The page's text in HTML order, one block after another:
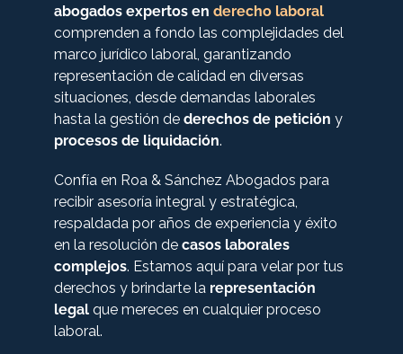
abogados expertos en derecho laboral
comprenden a fondo las complejidades del
marco jurídico laboral, garantizando
representación de calidad en diversas
situaciones, desde demandas laborales
hasta la gestión de derechos de petición y
procesos de liquidación.
Confía en Roa & Sánchez Abogados para
recibir asesoría integral y estratégica,
respaldada por años de experiencia y éxito
en la resolución de casos laborales
complejos. Estamos aquí para velar por tus
derechos y brindarte la representación
legal que mereces en cualquier proceso
laboral.